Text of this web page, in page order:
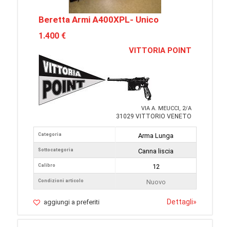
Beretta Armi A400XPL- Unico
1.400 €
VITTORIA POINT
VIA A. MEUCCI, 2/A
31029 VITTORIO VENETO
Categoria
Sottocategoria
Calibro
Condizioni articolo
Arma Lunga
Canna liscia
12
Nuovo
aggiungi a preferiti Dettagli»